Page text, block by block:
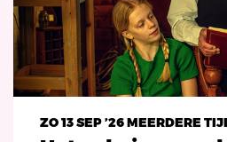
ZO 13 SEP ’26MEERDERE